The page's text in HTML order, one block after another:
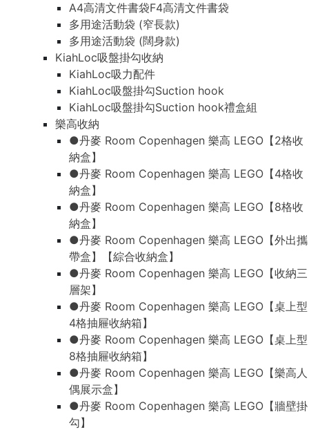
A4高清文件書袋F4高清文件書袋
多用途活動袋 (窄長款)
多用途活動袋 (闊身款)
KiahLoc吸盤掛勾收納
KiahLoc吸力配件
KiahLoc吸盤掛勾Suction hook
KiahLoc吸盤掛勾Suction hook禮盒組
樂高收納
●丹麥 Room Copenhagen 樂高 LEGO【2格收
納盒】
●丹麥 Room Copenhagen 樂高 LEGO【4格收
納盒】
●丹麥 Room Copenhagen 樂高 LEGO【8格收
納盒】
●丹麥 Room Copenhagen 樂高 LEGO【外出攜
帶盒】【綜合收納盒】
●丹麥 Room Copenhagen 樂高 LEGO【收納三
層架】
●丹麥 Room Copenhagen 樂高 LEGO【桌上型
4格抽屜收納箱】
●丹麥 Room Copenhagen 樂高 LEGO【桌上型
8格抽屜收納箱】
●丹麥 Room Copenhagen 樂高 LEGO【樂高人
偶展示盒】
●丹麥 Room Copenhagen 樂高 LEGO【牆壁掛
勾】